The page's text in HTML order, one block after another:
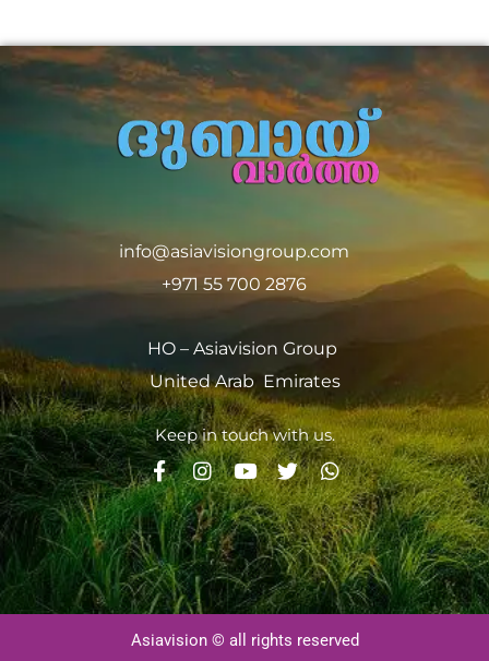
info@asiavisiongroup.com
+971 55 700 2876
HO – Asiavision Group
United Arab Emirates
Keep in touch with us.
Asiavision © all rights reserved